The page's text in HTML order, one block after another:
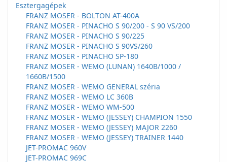
Esztergagépek
FRANZ MOSER - BOLTON AT-400A
FRANZ MOSER - PINACHO S 90/200 - S 90 VS/200
FRANZ MOSER - PINACHO S 90/225
FRANZ MOSER - PINACHO S 90VS/260
FRANZ MOSER - PINACHO SP-180
FRANZ MOSER - WEMO (LUNAN) 1640B/1000 /
1660B/1500
FRANZ MOSER - WEMO GENERAL széria
FRANZ MOSER - WEMO LC 360B
FRANZ MOSER - WEMO WM-500
FRANZ MOSER - WEMO (JESSEY) CHAMPION 1550
FRANZ MOSER - WEMO (JESSEY) MAJOR 2260
FRANZ MOSER - WEMO (JESSEY) TRAINER 1440
JET-PROMAC 960V
JET-PROMAC 969C